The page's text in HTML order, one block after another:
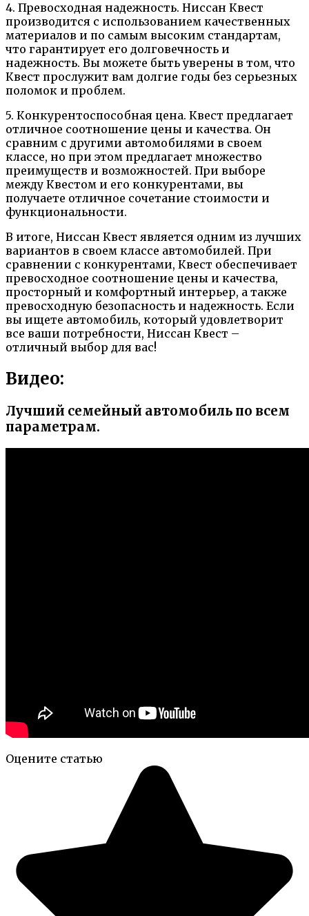
4. Превосходная надежность. Ниссан Квест
производится с использованием качественных
материалов и по самым высоким стандартам,
что гарантирует его долговечность и
надежность. Вы можете быть уверены в том, что
Квест прослужит вам долгие годы без серьезных
поломок и проблем.
5. Конкурентоспособная цена. Квест предлагает
отличное соотношение цены и качества. Он
сравним с другими автомобилями в своем
классе, но при этом предлагает множество
преимуществ и возможностей. При выборе
между Квестом и его конкурентами, вы
получаете отличное сочетание стоимости и
функциональности.
В итоге, Ниссан Квест является одним из лучших
вариантов в своем классе автомобилей. При
сравнении с конкурентами, Квест обеспечивает
превосходное соотношение цены и качества,
просторный и комфортный интерьер, а также
превосходную безопасность и надежность. Если
вы ищете автомобиль, который удовлетворит
все ваши потребности, Ниссан Квест –
отличный выбор для вас!
Видео:
Лучший семейный автомобиль по всем
параметрам.
Оцените статью